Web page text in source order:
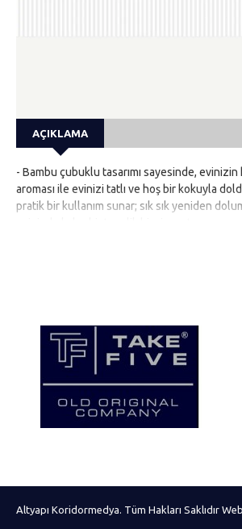
AÇIKLAMA
- Bambu çubuklu tasarımı sayesinde,
aroması ile evinizi tatlı ve hoş bir kokuyla
pratik bir kullanım sunar; sık sık yeniden
Altyapı Koridormedya. Tüm Hakları Saklıdır